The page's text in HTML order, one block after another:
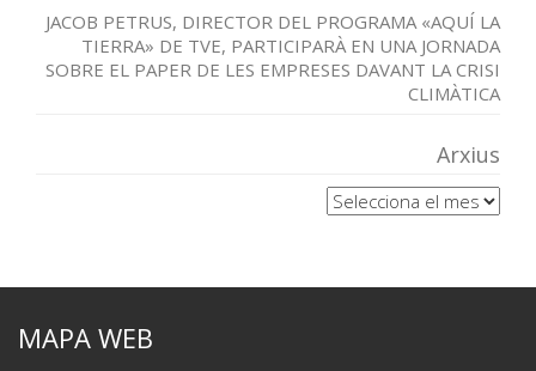
JACOB PETRUS, DIRECTOR DEL PROGRAMA «AQUÍ LA
TIERRA» DE TVE, PARTICIPARÀ EN UNA JORNADA
SOBRE EL PAPER DE LES EMPRESES DAVANT LA CRISI
CLIMÀTICA
Arxius
Arxius
MAPA WEB